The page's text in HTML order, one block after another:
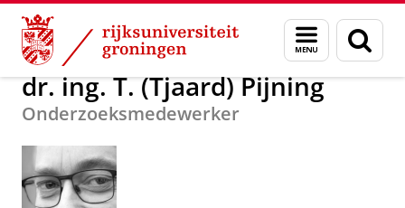
Skip
Content
Skip
Navigation
Menu
en
zoeken
Over ons dr. ing. T. (Tjaard) Pijning
dr. ing. T. (Tjaard) Pijning
Onderzoeksmedewerker